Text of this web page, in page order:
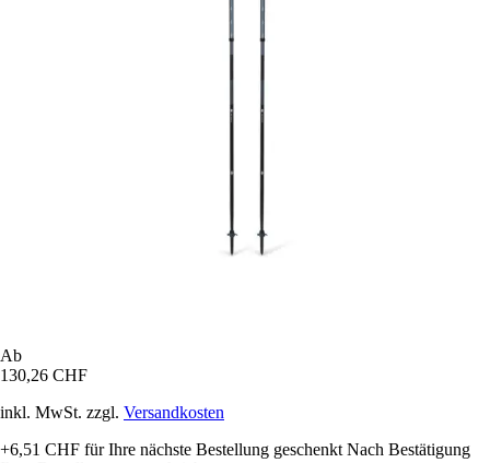
Ab
130,26 CHF
inkl. MwSt. zzgl. Versandkosten
+6,51 CHF für Ihre nächste Bestellung geschenkt Nach Bestätigung